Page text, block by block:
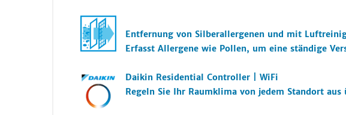
Entfernung von Silberallergenen und mit
Erfasst Allergene wie Pollen, um eine ständige
Daikin Residential Controller | WiFi
Regeln Sie Ihr Raumklima von jedem Standort